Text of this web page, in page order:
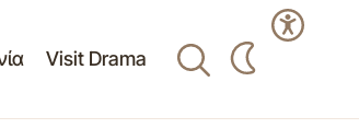
Visit Drama